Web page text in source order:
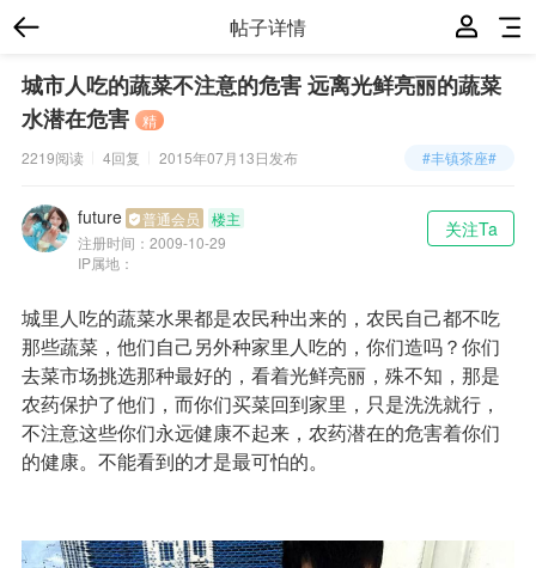
帖子详情
城市人吃的蔬菜不注意的危害 远离光鲜亮丽的蔬菜
水潜在危害
精
#丰镇茶座#
2219阅读 4回复 2015年07月13日发布
关注Ta
future 普通会员
楼主
注册时间： 2009-10-29
IP属地：
城里人吃的蔬菜水果都是农民种出来的，农民自己都不吃
那些蔬菜，他们自己另外种家里人吃的，你们造吗？你们
去菜市场挑选那种最好的，看着光鲜亮丽，殊不知，那是
农药保护了他们，而你们买菜回到家里，只是洗洗就行，
不注意这些你们永远健康不起来，农药潜在的危害着你们
的健康。不能看到的才是最可怕的。